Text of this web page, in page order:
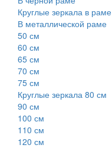
Круглые зеркала в раме
В металлической раме
50 см
60 см
65 см
70 см
75 см
Круглые зеркала 80 см
90 см
100 см
110 см
120 см